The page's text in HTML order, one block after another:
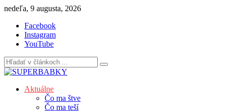
Skip
content
nedeľa, 9 augusta, 2026
Facebook
Instagram
YouTube
Aktuálne
Čo ma štve
Čo ma teší